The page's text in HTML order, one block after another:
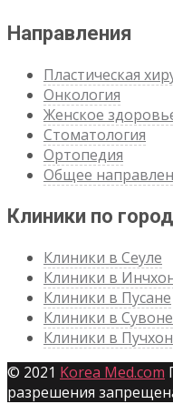
Направления
Пластическая
Онкология
Женское
Стоматология
Ортопедия
Общее
Клиники по
Клиники в Сеуле
Клиники в
Клиники в Пусане
Клиники в Сувоне
Клиники в
© 2021 Korea Med.com
разрешения